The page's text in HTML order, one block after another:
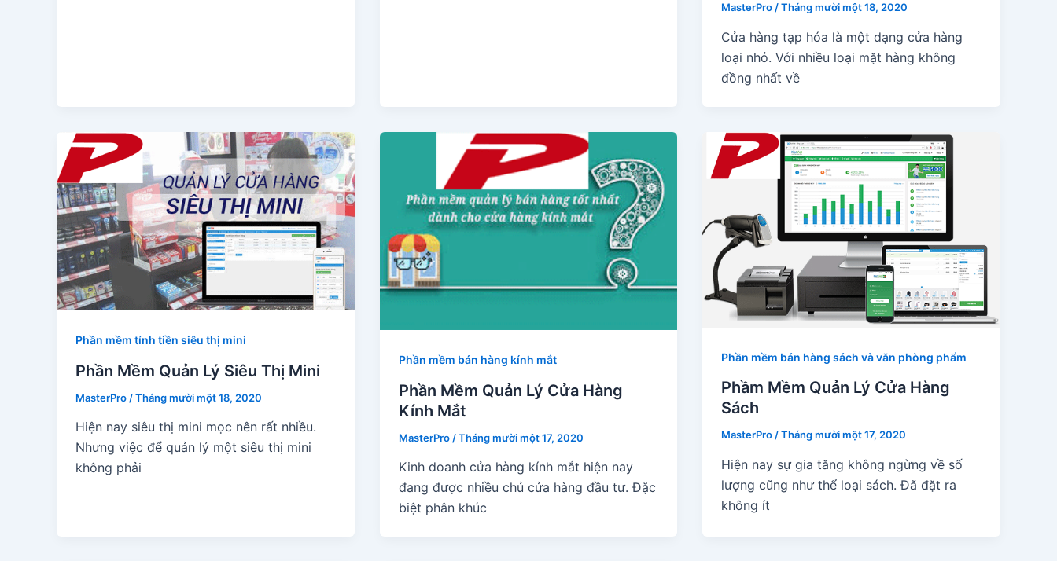
MasterPro/Tháng mười một 18, 2020
Cửa hàng tạp hóa là một dạng cửa hàng
loại nhỏ. Với nhiều loại mặt hàng không
đồng nhất về
Phần mềm tính tiền siêu thị mini
Phần Mềm Quản Lý Siêu Thị Mini
MasterPro /Tháng mười một 18, 2020
Hiện nay siêu thị mini mọc nên rất nhiều.
Nhưng việc để quản lý một siêu thị mini
không phải
Phần mềm bán hàng kính mắt
Phần Mềm Quản Lý Cửa Hàng
Kính Mắt
MasterPro /Tháng mười một 17, 2020
Kinh doanh cửa hàng kính mắt hiện nay
đang được nhiều chủ cửa hàng đầu tư. Đặc
biệt phân khúc
Phần mềm bán hàng sách và văn phòng phẩm
Phầm Mềm Quản Lý Cửa Hàng
Sách
MasterPro/Tháng mười một 17, 2020
Hiện nay sự gia tăng không ngừng về số
lượng cũng như thể loại sách. Đã đặt ra
không ít